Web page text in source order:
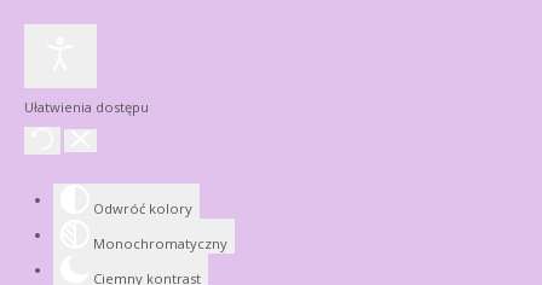
Ułatwienia dostępu
Odwróć kolory
Monochromatyczny
Ciemny kontrast